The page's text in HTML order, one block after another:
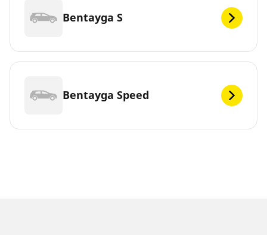
Bentayga S
Bentayga Speed